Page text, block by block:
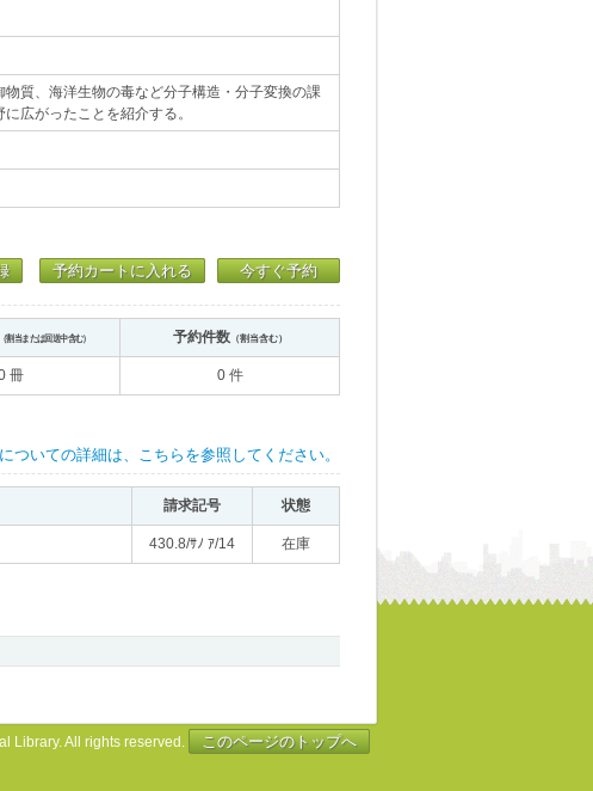
質、海洋生物の毒など分子構造・分子変換の課
広がったことを紹介する。
予約カートに入れる 今すぐ予約
割当または回送中含む） 予約件数（割当含む）
冊 0 件
ついての詳細は、こちらを参照してください。
請求記号 状態
430.8/ｻﾉ ｱ/14 在庫
Library. All rights reserved. このページのトップへ